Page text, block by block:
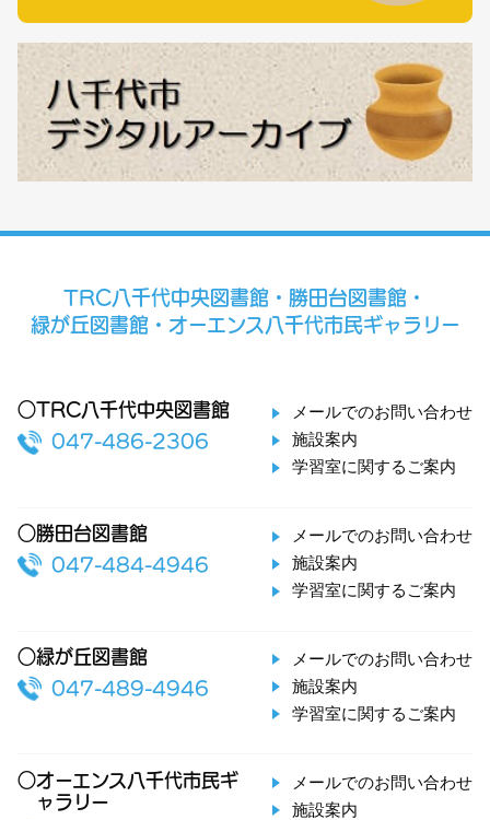
TRC八千代中央図書館・勝田台図書館・
緑が丘図書館・オーエンス八千代市民ギャラリー
○TRC八千代中央図書館
047-486-2306
メールでのお問い合わせ
施設案内
学習室に関するご案内
○勝田台図書館
047-484-4946
メールでのお問い合わせ
施設案内
学習室に関するご案内
○緑が丘図書館
047-489-4946
メールでのお問い合わせ
施設案内
学習室に関するご案内
○オーエンス八千代市民ギ
ャラリー
メールでのお問い合わせ
施設案内